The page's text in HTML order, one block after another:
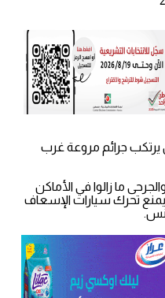
يرتكب جرائم مروعة غرب
ما زالوا في الأماكن
تحرك سيارات الإسعاف